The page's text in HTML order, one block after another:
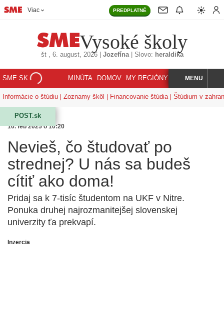
Viac PREDPLATNÉ
Vysoké školy
št, 6. august, 2026| Jozefína| Slovo: heraldika
SME.SK MINÚTA DOMOV MY REGIÓNY KORZÁR
HĽADAJMENU
Informácie o štúdiu Zoznamy škôl Financovanie štúdia Štúdium v
POST.sk
10. feb 2025 o 10:20
Nevieš, čo študovať po
strednej? U nás sa budeš
cítiť ako doma!
Pridaj sa k 7-tisíc študentom na UKF v Nitre.
Ponuka druhej najrozmanitejšej slovenskej
univerzity ťa prekvapí.
Inzercia